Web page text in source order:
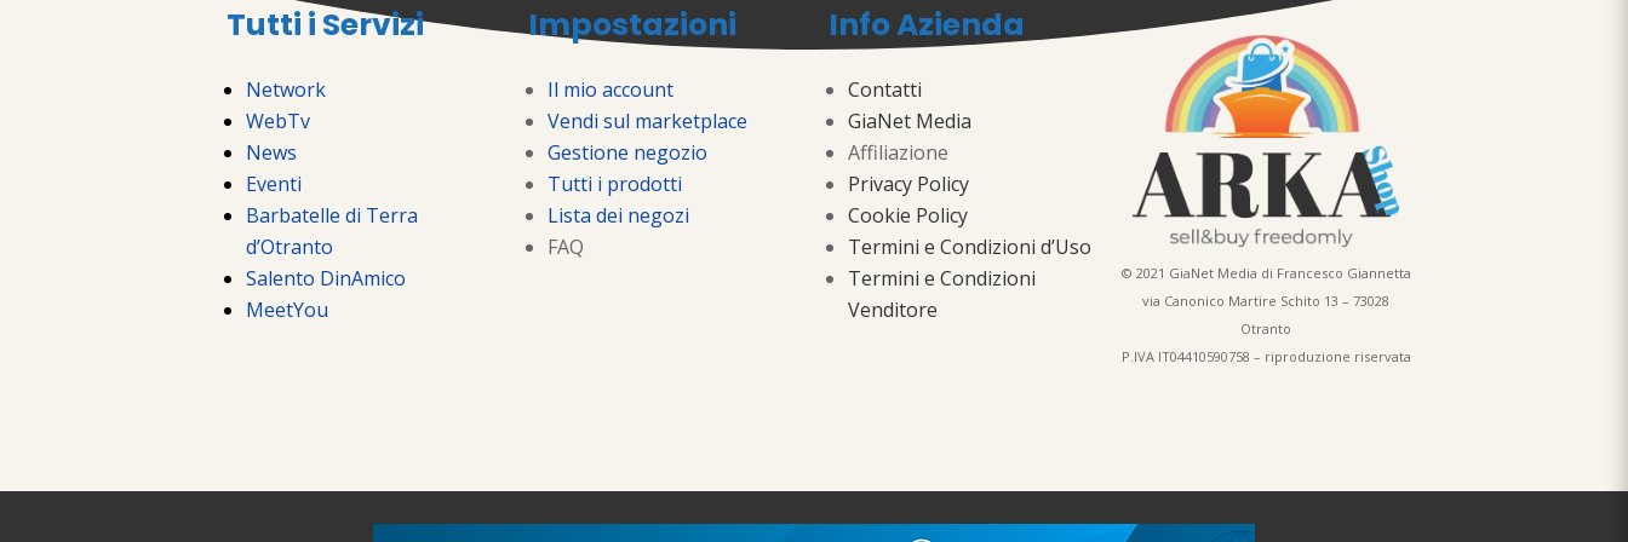
Tutti i Servizi
Network
WebTv
News
Eventi
Barbatelle di Terra
d’Otranto
Salento DinAmico
MeetYou
Impostazioni
Il mio account
Vendi sul marketplace
Gestione negozio
Tutti i prodotti
Lista dei negozi
FAQ
Info Azienda
Contatti
GiaNet Media
Affiliazione
Privacy Policy
Cookie Policy
Termini e Condizioni d’Uso
Termini e Condizioni
Venditore
© 2021 GiaNet Media di Francesco Giannetta
via Canonico Martire Schito 13 – 73028
Otranto
P.IVA IT04410590758 – riproduzione riservata